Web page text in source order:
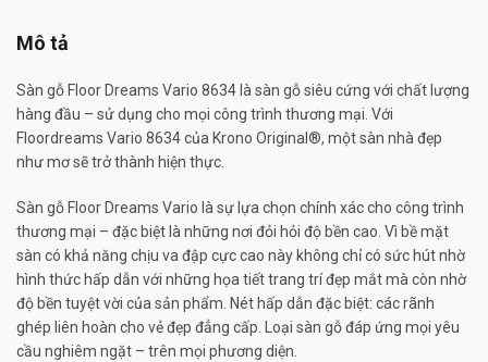
Mô tả
Sàn gỗ Floor Dreams Vario 8634 là sàn gỗ siêu cứng với chất lượng
hàng đầu – sử dụng cho mọi công trình thương mại. Với
Floordreams Vario 8634 của Krono Original®, một sàn nhà đẹp
như mơ sẽ trở thành hiện thực.
Sàn gỗ Floor Dreams Vario là sự lựa chọn chính xác cho công trình
thương mại – đặc biệt là những nơi đỏi hỏi độ bền cao. Vì bề mặt
sàn có khả năng chịu va đập cực cao này không chỉ có sức hút nhờ
hình thức hấp dẫn với những họa tiết trang trí đẹp mắt mà còn nhờ
độ bền tuyệt vời của sản phẩm. Nét hấp dẫn đặc biệt: các rãnh
ghép liên hoàn cho vẻ đẹp đẳng cấp. Loại sàn gỗ đáp ứng mọi yêu
cầu nghiêm ngặt – trên mọi phương diện.